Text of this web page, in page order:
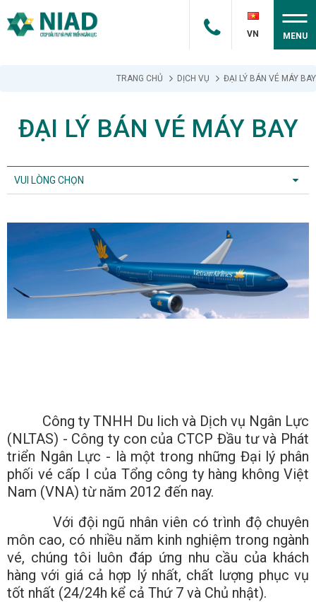
VN MENU
TRANG CHỦ DỊCH VỤ ĐẠI LÝ BÁN VÉ MÁY BAY
ĐẠI LÝ BÁN VÉ MÁY BAY
VUI LÒNG CHỌN
Công ty TNHH Du lich và Dịch vụ Ngân Lực
(NLTAS) - Công ty con của CTCP Đầu tư và Phát
triển Ngân Lực - là một trong những Đại lý phân
phối vé cấp I của Tổng công ty hàng không Việt
Nam (VNA) từ năm 2012 đến nay.
Với đội ngũ nhân viên có trình độ chuyên
môn cao, có nhiều năm kinh nghiệm trong ngành
vé, chúng tôi luôn đáp ứng nhu cầu của khách
hàng với giá cả hợp lý nhất, chất lượng phục vụ
tốt nhất (24/24h kể cả Thứ 7 và Chủ nhật).